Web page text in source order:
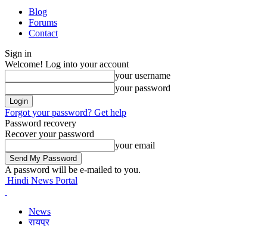
Blog
Forums
Contact
Sign in
Welcome! Log into your account
your username
your password
Forgot your password? Get help
Password recovery
Recover your password
your email
A password will be e-mailed to you.
Hindi News Portal
News
रायपुर